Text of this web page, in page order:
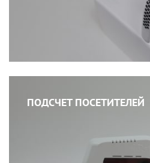
ПОДСЧЕТ ПОСЕТИТЕЛЕЙ